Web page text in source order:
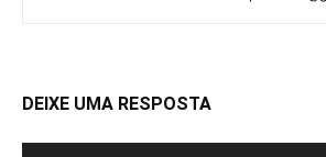
DEIXE UMA RESPOSTA